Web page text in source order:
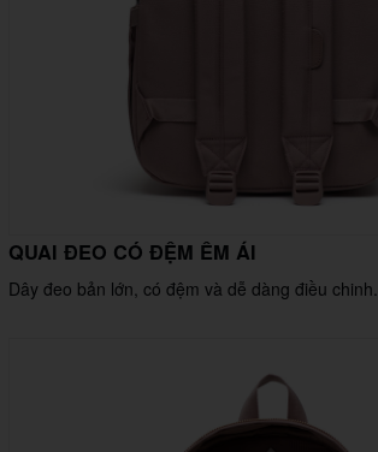
QUAI ĐEO CÓ ĐỆM ÊM ÁI
Dây đeo bản lớn, có đệm và dễ dàng điều chinh.